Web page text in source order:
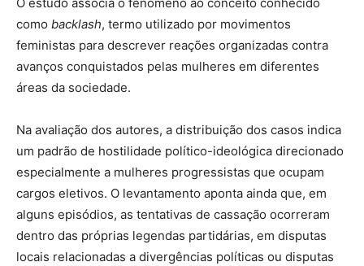
O estudo associa o fenômeno ao conceito conhecido
como backlash, termo utilizado por movimentos
feministas para descrever reações organizadas contra
avanços conquistados pelas mulheres em diferentes
áreas da sociedade.
Na avaliação dos autores, a distribuição dos casos indica
um padrão de hostilidade político-ideológica direcionado
especialmente a mulheres progressistas que ocupam
cargos eletivos. O levantamento aponta ainda que, em
alguns episódios, as tentativas de cassação ocorreram
dentro das próprias legendas partidárias, em disputas
locais relacionadas a divergências políticas ou disputas